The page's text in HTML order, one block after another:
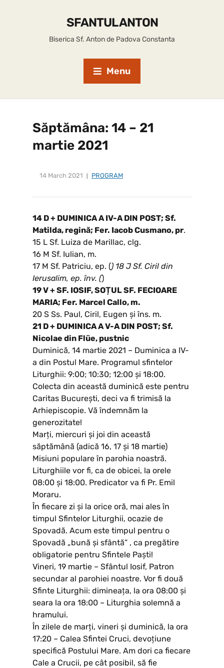
SFANTUL ANTON
Biserica Sf. Anton de Padova Constanta
Menu
Săptămâna: 14 – 21
martie 2021
14 March 2021 PROGRAM
14 D + DUMINICA A IV-A DIN POST; Sf.
Matilda, regină; Fer. Iacob Cusmano, pr.
15 L Sf. Luiza de Marillac, clg.
16 M Sf. Iulian, m.
17 M Sf. Patriciu, ep. () 18 J Sf. Ciril din
Ierusalim, ep. înv. ()
19 V + SF. IOSIF, SOȚUL SF. FECIOARE
MARIA; Fer. Marcel Callo, m.
20 S Ss. Paul, Ciril, Eugen și îns. m.
21 D + DUMINICA A V-A DIN POST; Sf.
Nicolae din Flüe, pustnic
Duminică, 14 martie 2021 – Duminica a IV-
a din Postul Mare. Programul sfintelor
Liturghii: 9:00; 10:30; 12:00 și 18:00.
Colecta din această duminică este pentru
Caritas București, deci va fi trimisă la
Arhiepiscopie. Vă îndemnăm la
generozitate!
Marți, miercuri și joi din această
săptămână (adică 16, 17 și 18 martie)
Misiuni populare în parohia noastră.
Liturghiile vor fi, ca de obicei, la orele
08:00 și 18:00. Predicator va fi Pr. Emil
Moraru.
În fiecare zi și la orice oră, mai ales în
timpul Sfintelor Liturghii, ocazie de
Spovadă. Acum este timpul pentru o
Spovadă „bună și sfântă” , ca pregătire
obligatorie pentru Sfintele Paști!
Vineri, 19 martie – Sfântul Iosif, Patron
secundar al parohiei noastre. Vor fi două
Sfinte Liturghii: dimineața, la ora 08:00 și
seara la ora 18:00 – Liturghia solemnă a
hramului.
În zilele de marți, vineri și duminică, la ora
17:20 – Calea Sfintei Cruci, devoțiune
specifică Postului Mare. Am dori ca fiecare
Cale a Crucii, pe cât posibil, să fie